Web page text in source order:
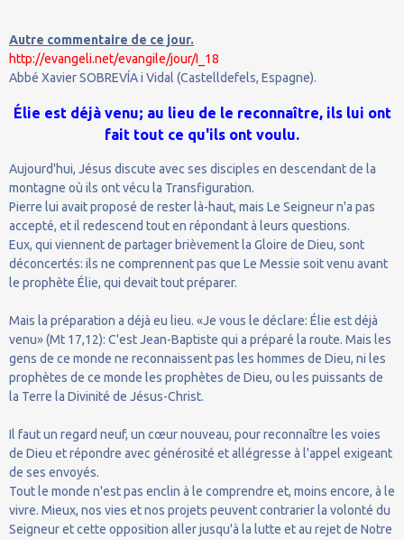
Autre commentaire de ce jour.
http://evangeli.net/evangile/jour/I_18
Abbé Xavier SOBREVÍA i Vidal (Castelldefels, Espagne).
Élie est déjà venu; au lieu de le reconnaître, ils lui ont
fait tout ce qu'ils ont voulu.
Aujourd'hui, Jésus discute avec ses disciples en descendant de la
montagne où ils ont vécu la Transfiguration.
Pierre lui avait proposé de rester là-haut, mais Le Seigneur n'a pas
accepté, et il redescend tout en répondant à leurs questions.
Eux, qui viennent de partager brièvement la Gloire de Dieu, sont
déconcertés: ils ne comprennent pas que Le Messie soit venu avant
le prophète Élie, qui devait tout préparer.
Mais la préparation a déjà eu lieu. «Je vous le déclare: Élie est déjà
venu» (Mt 17,12): C'est Jean-Baptiste qui a préparé la route. Mais les
gens de ce monde ne reconnaissent pas les hommes de Dieu, ni les
prophètes de ce monde les prophètes de Dieu, ou les puissants de
la Terre la Divinité de Jésus-Christ.
Il faut un regard neuf, un cœur nouveau, pour reconnaître les voies
de Dieu et répondre avec générosité et allégresse à l'appel exigeant
de ses envoyés.
Tout le monde n'est pas enclin à le comprendre et, moins encore, à le
vivre. Mieux, nos vies et nos projets peuvent contrarier la volonté du
Seigneur et cette opposition aller jusqu'à la lutte et au rejet de Notre